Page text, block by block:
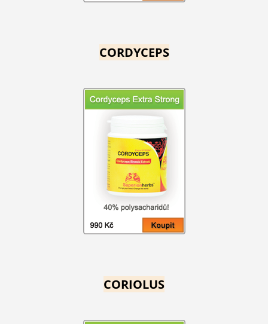
CORDYCEPS
CORIOLUS